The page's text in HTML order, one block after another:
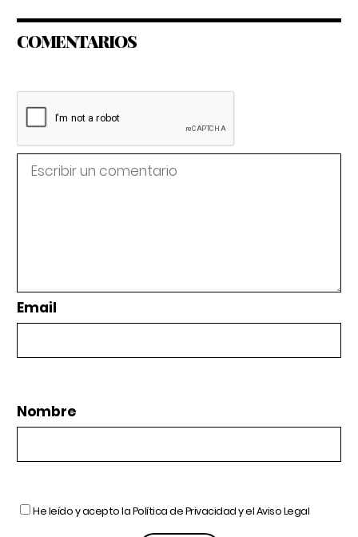
COMENTARIOS
Email
Nombre
He leído y acepto laPolítica de Privacidady elAviso Legal